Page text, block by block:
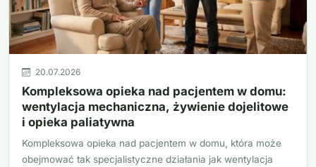
20.07.2026
Kompleksowa opieka nad pacjentem w domu:
wentylacja mechaniczna, żywienie dojelitowe
i opieka paliatywna
Kompleksowa opieka nad pacjentem w domu, która może
obejmować tak specjalistyczne działania jak wentylacja